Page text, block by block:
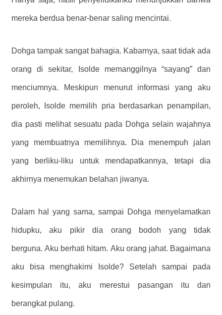
mereka berdua benar-benar saling mencintai.
Dohga tampak sangat bahagia. Kabarnya, saat tidak ada
orang di sekitar, Isolde memanggilnya “sayang” dan
menciumnya. Meskipun menurut informasi yang aku
peroleh, Isolde memilih pria berdasarkan penampilan,
dia pasti melihat sesuatu pada Dohga selain wajahnya
yang membuatnya memilihnya. Dia menempuh jalan
yang berliku-liku untuk mendapatkannya, tetapi dia
akhirnya menemukan belahan jiwanya.
Dalam hal yang sama, sampai Dohga menyelamatkan
hidupku, aku pikir dia orang bodoh yang tidak
berguna. Aku berhati hitam. Aku orang jahat. Bagaimana
aku bisa menghakimi Isolde? Setelah sampai pada
kesimpulan itu, aku merestui pasangan itu dan
berangkat pulang.